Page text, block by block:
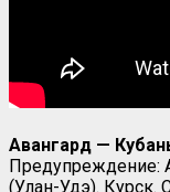
Авангард —
Предупреждение:
(Улан-Удэ). Курск.